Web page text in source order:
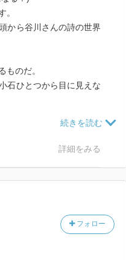
。
から谷川さんの詩の世界
ものだ。
石ひとつから目に見えな
する針のよう。
て親切にナビゲートして
詳細をみる
フォロー